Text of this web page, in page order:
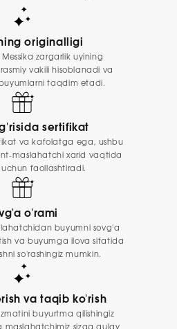
originalligi
Messika zargarlik uyining
vakili hisoblanadi va
taqdim etadi.
sertifikat
va kafolatga ega, ushbu
maslahatchi xarid vaqtida
uchun faollashtiradi.
o'rami
buyumni sovg'a
va buyumga ilova sifatida
so'rashingiz mumkin.
va taqib ko'rish
buyurtma qilishingiz
maslahatchimiz sizga qulay